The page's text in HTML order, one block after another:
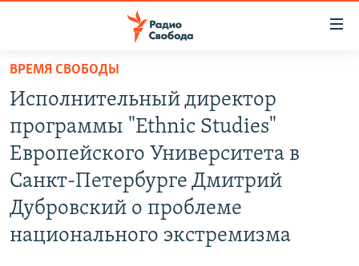
упрощенного
доступа
основному
содержанию
Вернутся
главной
АВТОРСКИЕ ПРОЕКТЫ
ЦИТАТЫ СВОБОДЫ
МНЕНИЯ
КУЛЬТУРА
ВРЕМЯ СВОБОДЫ
Исполнительный директор
программы "Ethnic Studies"
Европейского Университета в
Санкт-Петербурге Дмитрий
Дубровский о проблеме
национального экстремизма